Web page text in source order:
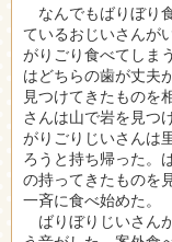
なんでもばりぼり
ているおじいさんが
がりごり食べてしま
はどちらの歯が丈夫
見つけてきたものを
さんは山で岩を見つ
がりごりじいさんは
ろうと持ち帰った。
の持ってきたものを
一斉に食べ始めた。
ばりぼりじいさん